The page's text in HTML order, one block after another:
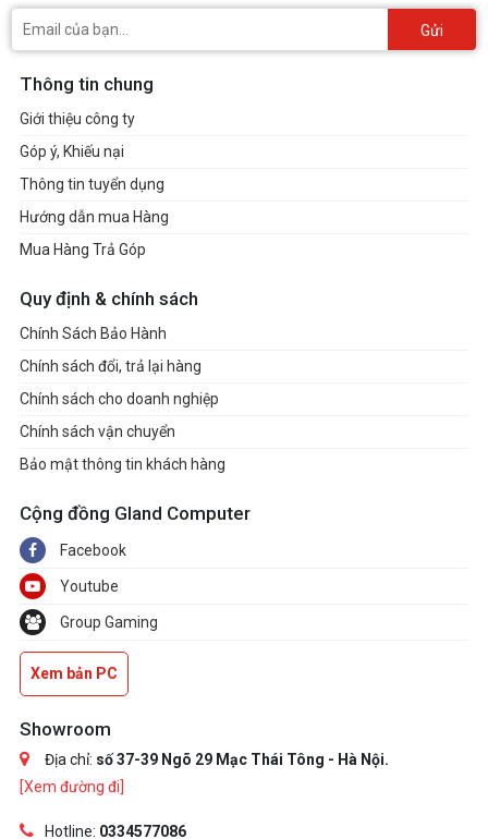
Gửi
Thông tin chung
Giới thiệu công ty
Góp ý, Khiếu nại
Thông tin tuyển dụng
Hướng dẫn mua Hàng
Mua Hàng Trả Góp
Quy định & chính sách
Chính Sách Bảo Hành
Chính sách đổi, trả lại hàng
Chính sách cho doanh nghiệp
Chính sách vận chuyển
Bảo mật thông tin khách hàng
Cộng đồng Gland Computer
Facebook
Youtube
Group Gaming
Xem bản PC
Showroom
Địa chỉ: số 37-39 Ngõ 29 Mạc Thái Tông - Hà Nội.
[Xem đường đi]
Hotline: 0334577086